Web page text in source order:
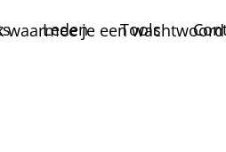
Leden Tools
je een